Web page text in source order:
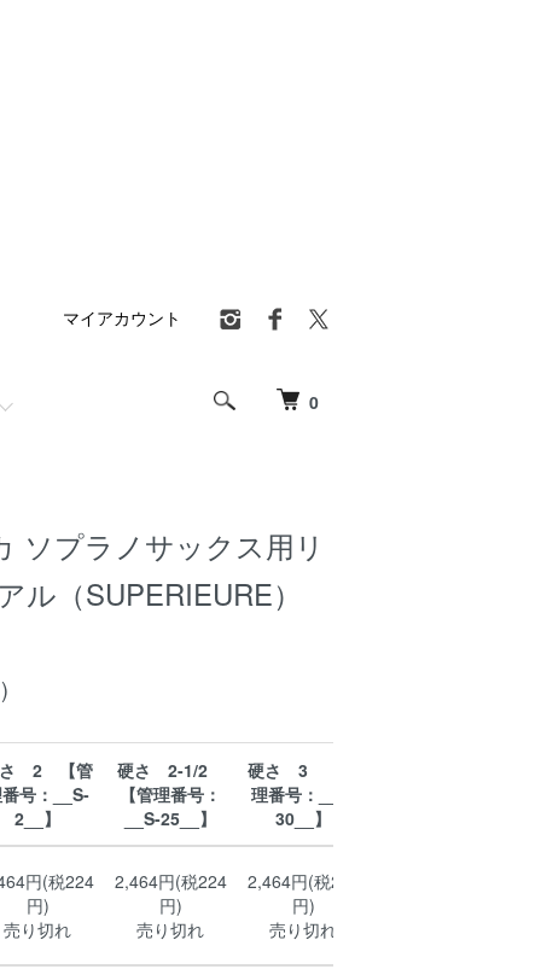
0
マイアカウント
ソプラノサックス用リ
ル（SUPERIEURE）
2 【管
号：__S-
2__】
硬さ 2-1/2
【管理番号：
__S-25__】
硬さ 3 【管
理番号：__S-
30__】
円(税224
円)
売り切れ
2,464円(税224
円)
売り切れ
2,464円(税224
円)
売り切れ